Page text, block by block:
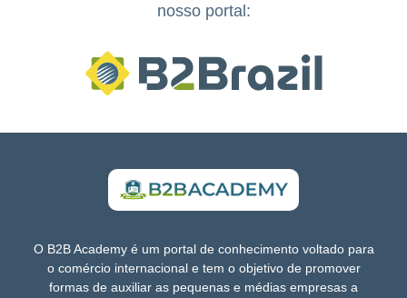
nosso portal:
O B2B Academy é um portal de conhecimento voltado para
o comércio internacional e tem o objetivo de promover
formas de auxiliar as pequenas e médias empresas a